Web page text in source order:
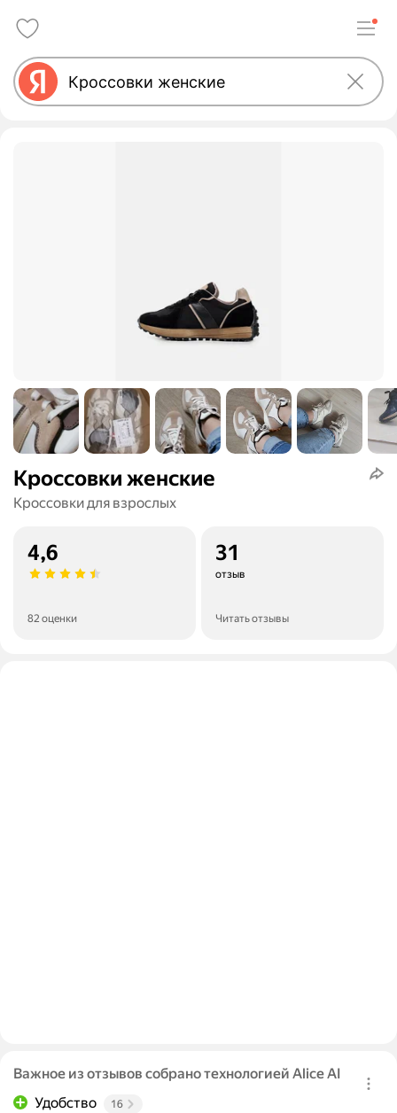
Кроссовки женские
Кроссовки для взрослых
4,6
82 оценки
31
отзыв
Читать отзывы
Важное из отзывов собрано технологией Alice AI
Удобство
16